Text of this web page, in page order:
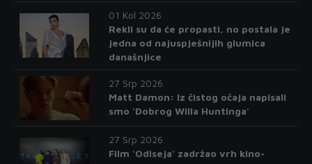
01 Kol 2026
Rekli su da će propasti, no postala je
jedna od najuspješnijih glumica
današnjice
27 Srp 2026
Matt Damon: Iz čistog očaja napisali
smo 'Dobrog Willa Huntinga'
27 Srp 2026
Film 'Odiseja' zadržao vrh kino-